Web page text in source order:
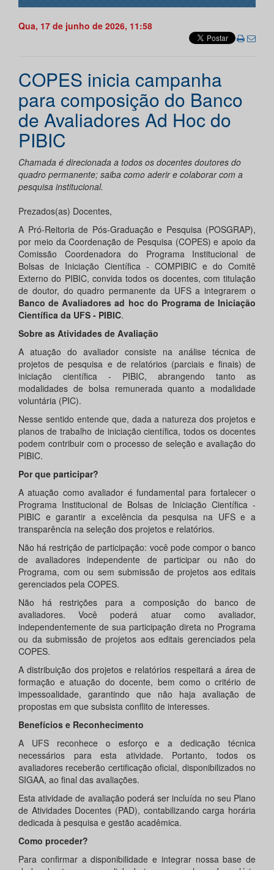
Qua, 17 de junho de 2026, 11:58
COPES inicia campanha
para composição do Banco
de Avaliadores Ad Hoc do
PIBIC
Chamada é direcionada a todos os docentes doutores do
quadro permanente; saiba como aderir e colaborar com a
pesquisa institucional.
Prezados(as) Docentes,
A Pró-Reitoria de Pós-Graduação e Pesquisa (POSGRAP),
por meio da Coordenação de Pesquisa (COPES) e apoio da
Comissão Coordenadora do Programa Institucional de
Bolsas de Iniciação Científica - COMPIBIC e do Comitê
Externo do PIBIC, convida todos os docentes, com titulação
de doutor, do quadro permanente da UFS a integrarem o
Banco de Avaliadores ad hoc do Programa de Iniciação
Científica da UFS - PIBIC.
Sobre as Atividades de Avaliação
A atuação do avaliador consiste na análise técnica de
projetos de pesquisa e de relatórios (parciais e finais) de
iniciação científica - PIBIC, abrangendo tanto as
modalidades de bolsa remunerada quanto a modalidade
voluntária (PIC).
Nesse sentido entende que, dada a natureza dos projetos e
planos de trabalho de iniciação científica, todos os docentes
podem contribuir com o processo de seleção e avaliação do
PIBIC.
Por que participar?
A atuação como avaliador é fundamental para fortalecer o
Programa Institucional de Bolsas de Iniciação Científica -
PIBIC e garantir a excelência da pesquisa na UFS e a
transparência na seleção dos projetos e relatórios.
Não há restrição de participação: você pode compor o banco
de avaliadores independente de participar ou não do
Programa, com ou sem submissão de projetos aos editais
gerenciados pela COPES.
Não há restrições para a composição do banco de
avaliadores. Você poderá atuar como avaliador,
independentemente de sua participação direta no Programa
ou da submissão de projetos aos editais gerenciados pela
COPES.
A distribuição dos projetos e relatórios respeitará a área de
formação e atuação do docente, bem como o critério de
impessoalidade, garantindo que não haja avaliação de
propostas em que subsista conflito de interesses.
Benefícios e Reconhecimento
A UFS reconhece o esforço e a dedicação técnica
necessários para esta atividade. Portanto, todos os
avaliadores receberão certificação oficial, disponibilizados no
SIGAA, ao final das avaliações.
Esta atividade de avaliação poderá ser incluída no seu Plano
de Atividades Docentes (PAD), contabilizando carga horária
dedicada à pesquisa e gestão acadêmica.
Como proceder?
Para confirmar a disponibilidade e integrar nossa base de